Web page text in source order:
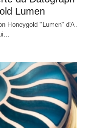
Lumen
Honeygold "Lumen" d'A.